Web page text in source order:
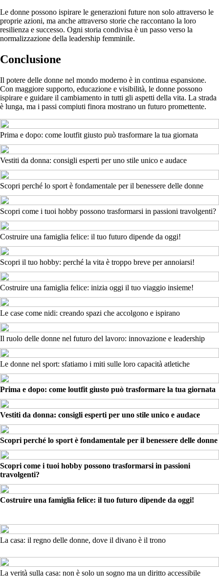
Le donne possono ispirare le generazioni future non solo attraverso le
proprie azioni, ma anche attraverso storie che raccontano la loro
resilienza e successo. Ogni storia condivisa è un passo verso la
normalizzazione della leadership femminile.
Conclusione
Il potere delle donne nel mondo moderno è in continua espansione.
Con maggiore supporto, educazione e visibilità, le donne possono
ispirare e guidare il cambiamento in tutti gli aspetti della vita. La strada
è lunga, ma i passi compiuti finora mostrano un futuro promettente.
Prima e dopo: come loutfit giusto può trasformare la tua giornata
Vestiti da donna: consigli esperti per uno stile unico e audace
Scopri perché lo sport è fondamentale per il benessere delle donne
Scopri come i tuoi hobby possono trasformarsi in passioni travolgenti?
Costruire una famiglia felice: il tuo futuro dipende da oggi!
Scopri il tuo hobby: perché la vita è troppo breve per annoiarsi!
Costruire una famiglia felice: inizia oggi il tuo viaggio insieme!
Le case come nidi: creando spazi che accolgono e ispirano
Il ruolo delle donne nel futuro del lavoro: innovazione e leadership
Le donne nel sport: sfatiamo i miti sulle loro capacità atletiche
Prima e dopo: come loutfit giusto può trasformare la tua giornata
Vestiti da donna: consigli esperti per uno stile unico e audace
Scopri perché lo sport è fondamentale per il benessere delle donne
Scopri come i tuoi hobby possono trasformarsi in passioni
travolgenti?
Costruire una famiglia felice: il tuo futuro dipende da oggi!
La casa: il regno delle donne, dove il divano è il trono
La verità sulla casa: non è solo un sogno ma un diritto accessibile